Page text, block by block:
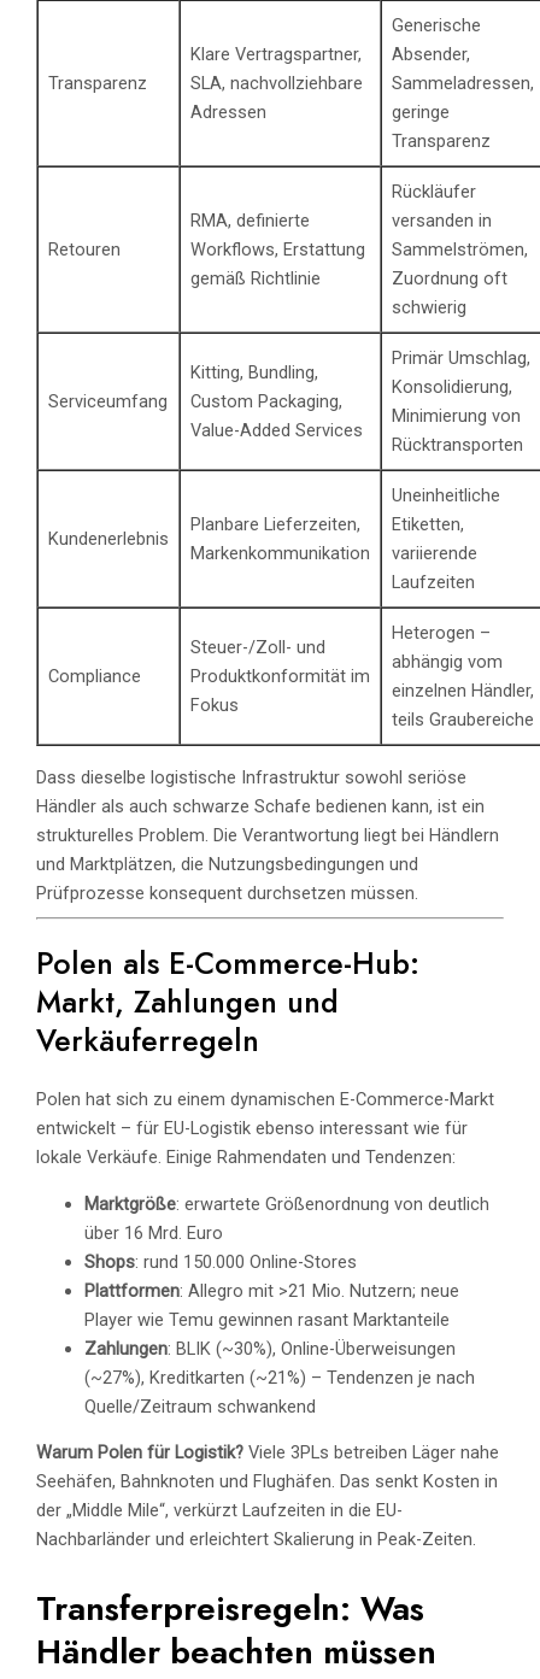
Transparenz
Klare Vertragspartner,
SLA, nachvollziehbare
Adressen
Generische
Absender,
Sammeladressen,
geringe
Transparenz
Retouren
RMA, definierte
Workflows, Erstattung
gemäß Richtlinie
Rückläufer
versanden in
Sammelströmen,
Zuordnung oft
schwierig
Serviceumfang
Kitting, Bundling,
Custom Packaging,
Value-Added Services
Primär Umschlag,
Konsolidierung,
Minimierung von
Rücktransporten
Kundenerlebnis
Planbare Lieferzeiten,
Markenkommunikation
Uneinheitliche
Etiketten,
variierende
Laufzeiten
Compliance
Steuer-/Zoll- und
Produktkonformität im
Fokus
Heterogen –
abhängig vom
einzelnen Händler,
teils Graubereiche
Dass dieselbe logistische Infrastruktur sowohl seriöse
Händler als auch schwarze Schafe bedienen kann, ist ein
strukturelles Problem. Die Verantwortung liegt bei Händlern
und Marktplätzen, die Nutzungsbedingungen und
Prüfprozesse konsequent durchsetzen müssen.
Polen als E-Commerce-Hub:
Markt, Zahlungen und
Verkäuferregeln
Polen hat sich zu einem dynamischen E-Commerce-Markt
entwickelt – für EU-Logistik ebenso interessant wie für
lokale Verkäufe. Einige Rahmendaten und Tendenzen:
Marktgröße: erwartete Größenordnung von deutlich
über 16 Mrd. Euro
Shops: rund 150.000 Online-Stores
Plattformen: Allegro mit >21 Mio. Nutzern; neue
Player wie Temu gewinnen rasant Marktanteile
Zahlungen: BLIK (~30%), Online-Überweisungen
(~27%), Kreditkarten (~21%) – Tendenzen je nach
Quelle/Zeitraum schwankend
Warum Polen für Logistik? Viele 3PLs betreiben Läger nahe
Seehäfen, Bahnknoten und Flughäfen. Das senkt Kosten in
der „Middle Mile“, verkürzt Laufzeiten in die EU-
Nachbarländer und erleichtert Skalierung in Peak-Zeiten.
Transferpreisregeln: Was
Händler beachten müssen